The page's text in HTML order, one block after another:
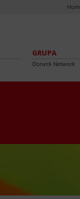
GRUPA
Doneck Network